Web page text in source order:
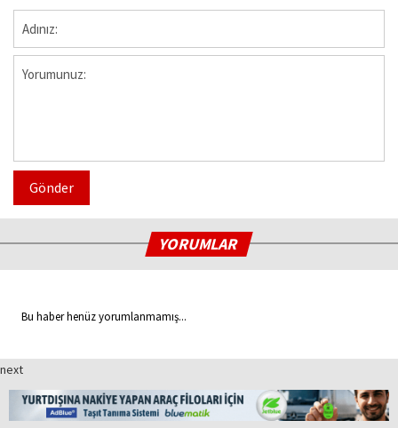
Gönder
YORUMLAR
Bu haber henüz yorumlanmamış...
next